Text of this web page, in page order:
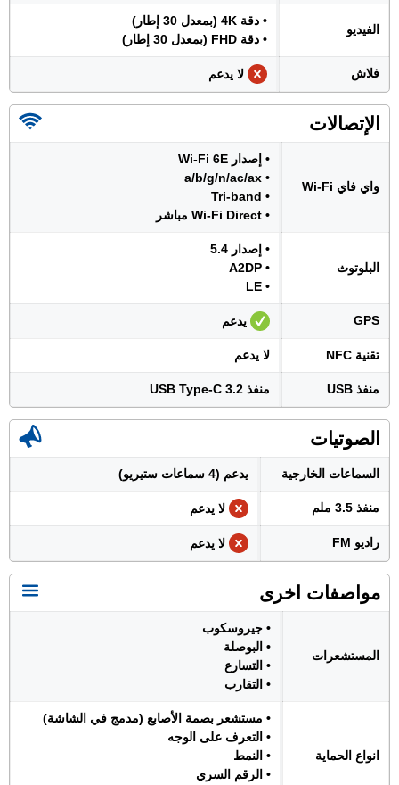
الفيديو
• دقة 4K (بمعدل 30 إطار)
• دقة FHD (بمعدل 30 إطار)
فلاش لا يدعم
الإتصالات
واي فاي Wi-Fi
• إصدار Wi-Fi 6E
• a/b/g/n/ac/ax
• Tri-band
• Wi-Fi Direct مباشر
البلوتوث
• إصدار 5.4
• A2DP
• LE
GPS يدعم
تقنية NFC لا يدعم
منفذ USB منفذ USB Type-C 3.2
الصوتيات
السماعات الخارجية يدعم (4 سماعات ستيريو)
منفذ 3.5 ملم لا يدعم
راديو FM لا يدعم
مواصفات اخرى
المستشعرات
• جيروسكوب
• البوصلة
• التسارع
• التقارب
انواع الحماية
• مستشعر بصمة الأصابع (مدمج في الشاشة)
• التعرف على الوجه
• النمط
• الرقم السري